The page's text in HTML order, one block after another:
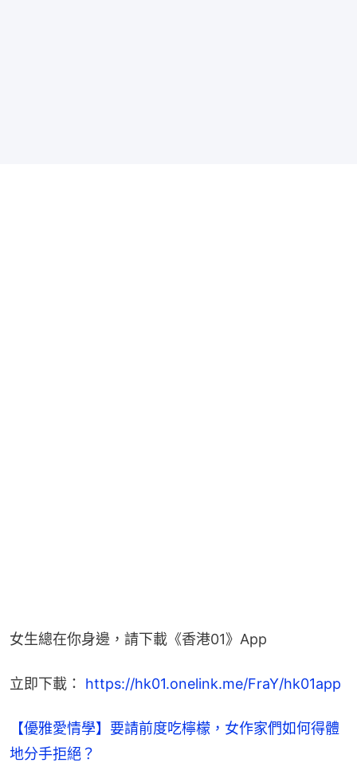
女生總在你身邊，請下載《香港01》App
立即下載： https://hk01.onelink.me/FraY/hk01app
【優雅愛情學】要請前度吃檸檬，女作家們如何得體
地分手拒絕？